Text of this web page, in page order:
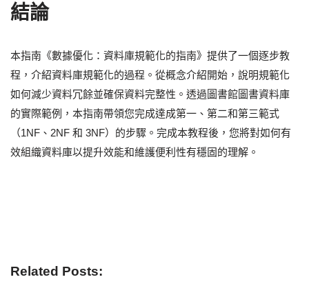
結論
本指南《數據優化：資料庫規範化的指南》提供了一個逐步教
程，介紹資料庫規範化的過程。從概念介紹開始，說明規範化
如何減少資料冗餘並確保資料完整性。透過圖書館圖書資料庫
的實際範例，本指南帶領您完成達成第一、第二和第三範式
（1NF、2NF 和 3NF）的步驟。完成本教程後，您將對如何有
效組織資料庫以提升效能和維護便利性有穩固的理解。
Related Posts: